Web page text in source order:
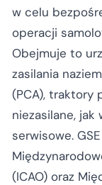
w celu
operacji
Obejmuje to
zasilania
(PCA), traktory
niezasilane,
serwisowe.
(ICAO) oraz